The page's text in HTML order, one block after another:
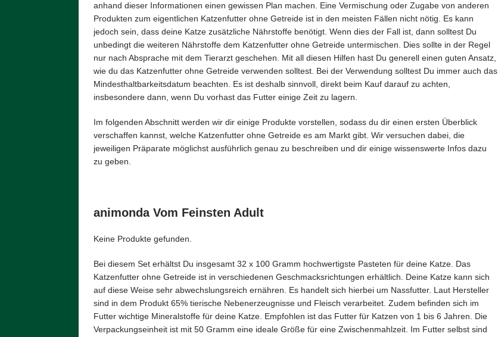
anhand dieser Informationen einen gewissen Plan machen. Eine Vermischung oder Zugabe von anderen
Produkten zum eigentlichen Katzenfutter ohne Getreide ist in den meisten Fällen nicht nötig. Es kann
jedoch sein, dass deine Katze zusätzliche Nährstoffe benötigt. Wenn dies der Fall ist, dann solltest Du
unbedingt die weiteren Nährstoffe dem Katzenfutter ohne Getreide untermischen. Dies sollte in der Regel
nur nach Absprache mit dem Tierarzt geschehen. Mit all diesen Hilfen hast Du generell einen guten Ansatz,
wie du das Katzenfutter ohne Getreide verwenden solltest. Bei der Verwendung solltest Du immer auch das
Mindesthaltbarkeitsdatum beachten. Es ist deshalb sinnvoll, direkt beim Kauf darauf zu achten,
insbesondere dann, wenn Du vorhast das Futter einige Zeit zu lagern.
Im folgenden Abschnitt werden wir dir einige Produkte vorstellen, sodass du dir einen ersten Überblick
verschaffen kannst, welche Katzenfutter ohne Getreide es am Markt gibt. Wir versuchen dabei, die
jeweiligen Präparate möglichst ausführlich genau zu beschreiben und dir einige wissenswerte Infos dazu
zu geben.
animonda Vom Feinsten Adult
Keine Produkte gefunden.
Bei diesem Set erhältst Du insgesamt 32 x 100 Gramm hochwertigste Pasteten für deine Katze. Das
Katzenfutter ohne Getreide ist in verschiedenen Geschmacksrichtungen erhältlich. Deine Katze kann sich
auf diese Weise sehr abwechslungsreich ernähren. Es handelt sich hierbei um Nassfutter. Laut Hersteller
sind in dem Produkt 65% tierische Nebenerzeugnisse und Fleisch verarbeitet. Zudem befinden sich im
Futter wichtige Mineralstoffe für deine Katze. Empfohlen ist das Futter für Katzen von 1 bis 6 Jahren. Die
Verpackungseinheit ist mit 50 Gramm eine ideale Größe für eine Zwischenmahlzeit. Im Futter selbst sind